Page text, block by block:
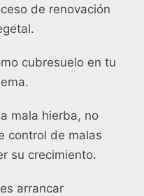
de renovación
cubresuelo en tu
mala hierba, no
control de malas
su crecimiento.
arrancar